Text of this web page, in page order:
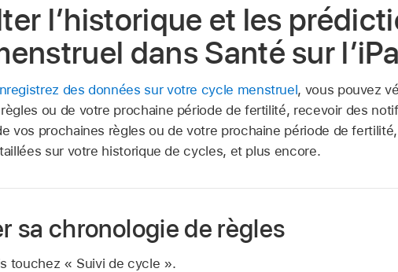
l’historique et les
dans Santé sur
des données sur votre cycle menstruel, vous pouvez
ou de votre prochaine période de fertilité, recevoir des
vos prochaines règles ou de votre prochaine période de
sur votre historique de cycles, et plus encore.
sa chronologie de règles
touchez « Suivi de cycle ».